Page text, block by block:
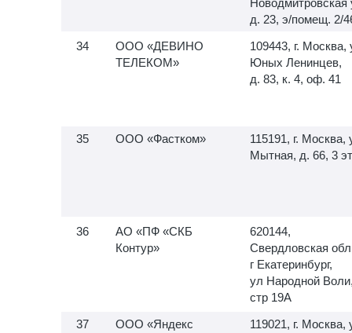
Новодмитровская
д. 23, э/помещ. 2/
ООО «ДЕВИНО
ТЕЛЕКОМ»
109443, г. Москва,
Юных Ленинцев,
д. 83, к. 4, оф. 41
ООО «Фастком»
115191, г. Москва,
Мытная, д. 66, 3
АО «ПФ «СКБ
Контур»
620144,
Свердловская
г Екатеринбург,
ул Народной
стр 19А
ООО «Яндекс
119021, г. Москва,